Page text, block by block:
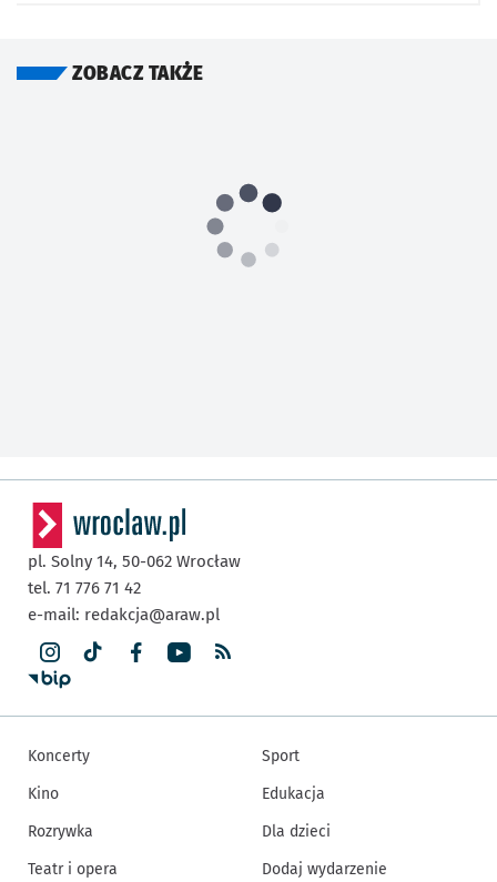
ZOBACZ TAKŻE
pl. Solny 14, 50-062 Wrocław
tel. 71 776 71 42
e-mail: redakcja@araw.pl
Koncerty
Kino
Rozrywka
Teatr i opera
Sport
Edukacja
Dla dzieci
Dodaj wydarzenie